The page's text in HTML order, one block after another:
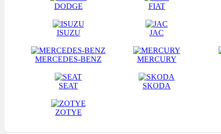
DODGE FIAT
ISUZU JAC
MERCEDES-BENZ MERCURY
SEAT SKODA
ZOTYE